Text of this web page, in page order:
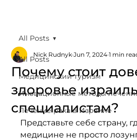
All Posts
Медицинский туризм
Иновационные методы
Лечение рака в Израиле
All Posts
Почему стоит
здоровье
специалистам?
Nick Rudnyk Jun 7, 2024 1 min
Представьте себе страну,
медицине не просто